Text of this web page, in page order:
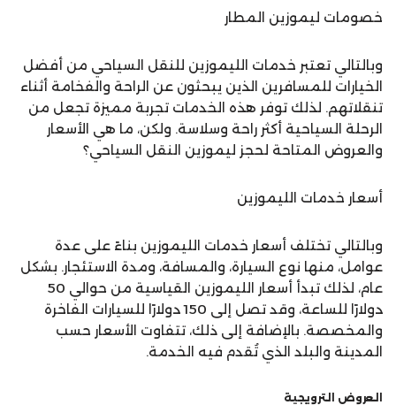
خصومات ليموزين المطار
وبالتالي تعتبر خدمات الليموزين للنقل السياحي من أفضل
الخيارات للمسافرين الذين يبحثون عن الراحة والفخامة أثناء
تنقلاتهم. لذلك توفر هذه الخدمات تجربة مميزة تجعل من
الرحلة السياحية أكثر راحة وسلاسة. ولكن، ما هي الأسعار
والعروض المتاحة لحجز ليموزين النقل السياحي؟
أسعار خدمات الليموزين
وبالتالي تختلف أسعار خدمات الليموزين بناءً على عدة
عوامل، منها نوع السيارة، والمسافة، ومدة الاستئجار. بشكل
عام، لذلك تبدأ أسعار الليموزين القياسية من حوالي 50
دولارًا للساعة، وقد تصل إلى 150 دولارًا للسيارات الفاخرة
والمخصصة. بالإضافة إلى ذلك، تتفاوت الأسعار حسب
المدينة والبلد الذي تُقدم فيه الخدمة.
العروض الترويجية